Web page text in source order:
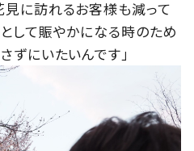
見に訪れるお客様も減って
して賑やかになる時のため
ずにいたいんです」